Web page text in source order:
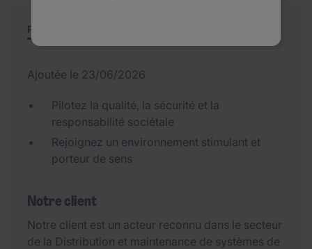
Poste et missions
Ajoutée le 23/06/2026
Pilotez la qualité, la sécurité et la
responsabilité sociétale
Rejoignez un environnement stimulant et
porteur de sens
Notre client
Notre client est un acteur reconnu dans le secteur
de la Distribution et maintenance de systèmes de